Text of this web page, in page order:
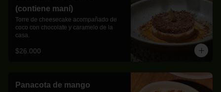
(contiene maní)
Torre de cheesecake acompañado de
coco con chocolate y caramelo de la
casa.
$26.000
Panacota de mango